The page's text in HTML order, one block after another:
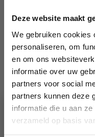
Deze website maakt
We gebruiken cookies
personaliseren, om
en om ons
informatie over uw
partners voor social
partners kunnen deze
informatie die u aan
verzameld op basis
Prijs
Levertijd
Informeer naar
Kleur
3333